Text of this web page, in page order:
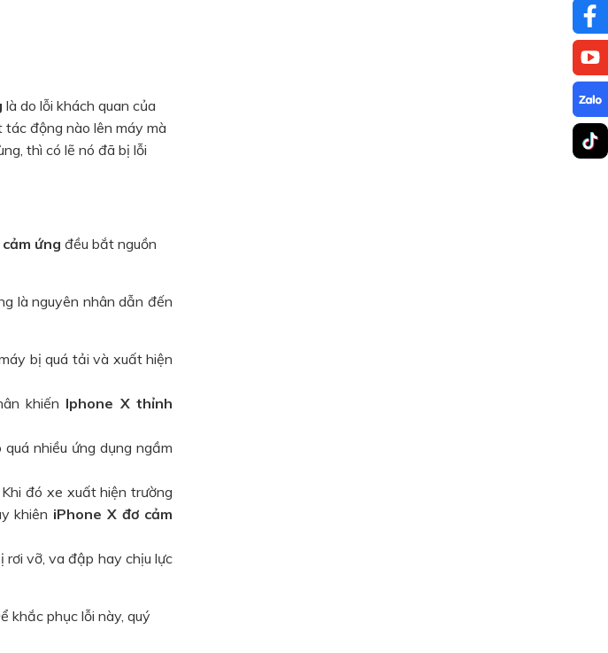
là do lỗi khách quan của
động nào lên máy mà
thì có lẽ nó đã bị lỗi
ứng đều bắt nguồn
là nguyên nhân dẫn đến
bị quá tải và xuất hiện
khiến Iphone X thỉnh
nhiều ứng dụng ngầm
đó xe xuất hiện trường
khiên iPhone X đơ cảm
rơi vỡ, va đập hay chịu lực
khắc phục lỗi này, quý